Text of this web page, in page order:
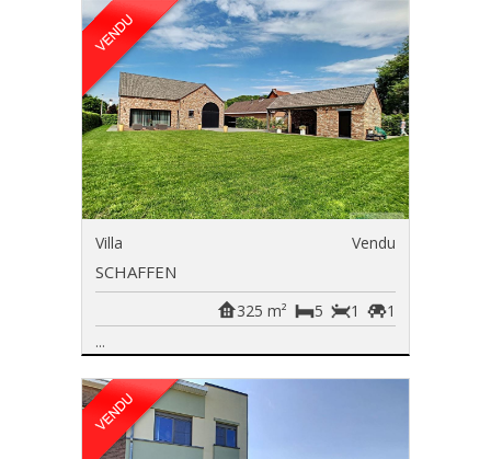
Villa Vendu
SCHAFFEN
1
1
5
325 m²
...